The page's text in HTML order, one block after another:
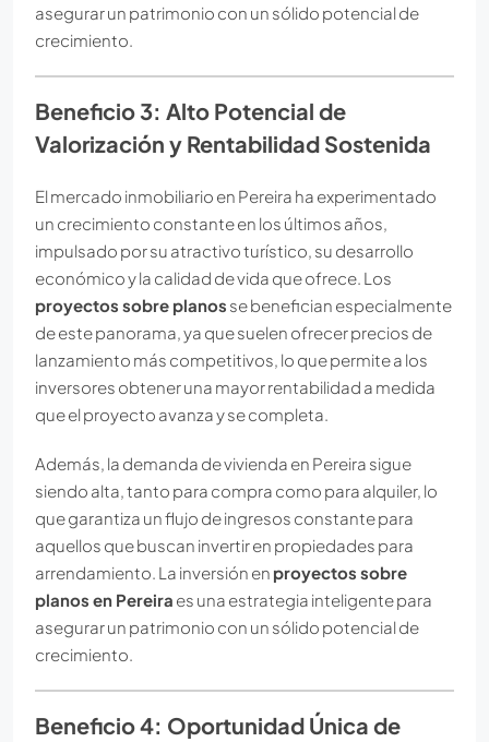
asegurar un patrimonio con un sólido potencial de
crecimiento.
Beneficio 3: Alto Potencial de
Valorización y Rentabilidad Sostenida
El mercado inmobiliario en Pereira ha experimentado
un crecimiento constante en los últimos años,
impulsado por su atractivo turístico, su desarrollo
económico y la calidad de vida que ofrece. Los
proyectos sobre planos se benefician especialmente
de este panorama, ya que suelen ofrecer precios de
lanzamiento más competitivos, lo que permite a los
inversores obtener una mayor rentabilidad a medida
que el proyecto avanza y se completa.
Además, la demanda de vivienda en Pereira sigue
siendo alta, tanto para compra como para alquiler, lo
que garantiza un flujo de ingresos constante para
aquellos que buscan invertir en propiedades para
arrendamiento. La inversión en proyectos sobre
planos en Pereira es una estrategia inteligente para
asegurar un patrimonio con un sólido potencial de
crecimiento.
Beneficio 4: Oportunidad Única de